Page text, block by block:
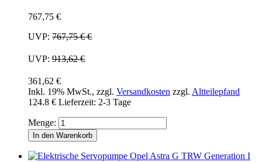
767,75 €
UVP: 767,75 €€
UVP: 913,62 €
361,62 €
Inkl. 19% MwSt., zzgl. Versandkosten zzgl. Altteilepfand
124.8 € Lieferzeit: 2-3 Tage
Menge:
In den Warenkorb